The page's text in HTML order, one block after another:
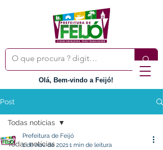
Olá, Bem-vindo a Feijó!
Post
Todas notícias
Todas notícias
Prefeitura de Feijó
1 de nov. de 20211 min de leitura